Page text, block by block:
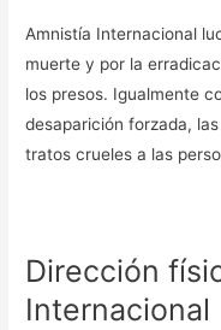
Amnistía Internacional
muerte y por la
los presos. Igualmente
desaparición forzada,
tratos crueles a las
Dirección
Internacional